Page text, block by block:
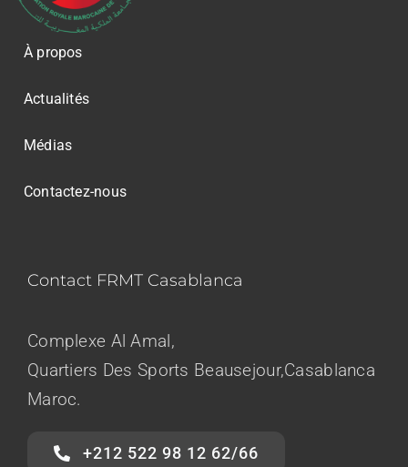
À propos
Actualités
Médias
Contactez-nous
Contact FRMT Casablanca
Complexe Al Amal,
Quartiers Des Sports Beausejour,Casablanca
Maroc.
+212 522 98 12 62/66